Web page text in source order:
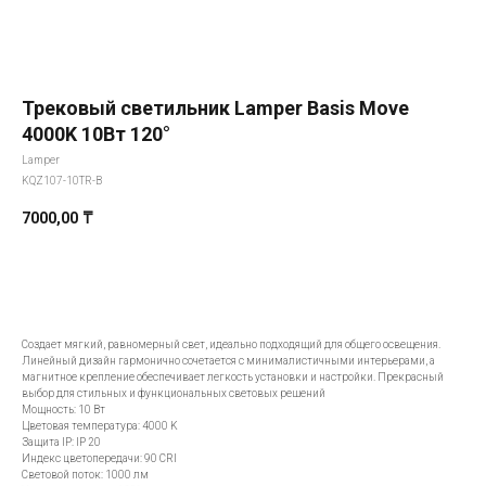
Трековый светильник Lamper Basis Move
4000K 10Вт 120°
Lamper
KQZ107-10TR-B
7000,00 ₸
Создает мягкий, равномерный свет, идеально подходящий для общего освещения.
Линейный дизайн гармонично сочетается с минималистичными интерьерами, а
магнитное крепление обеспечивает легкость установки и настройки. Прекрасный
выбор для стильных и функциональных световых решений
Мощность: 10 Вт
Цветовая температура: 4000 K
Защита IP: IP 20
Индекс цветопередачи: 90 CRI
Световой поток: 1000 лм